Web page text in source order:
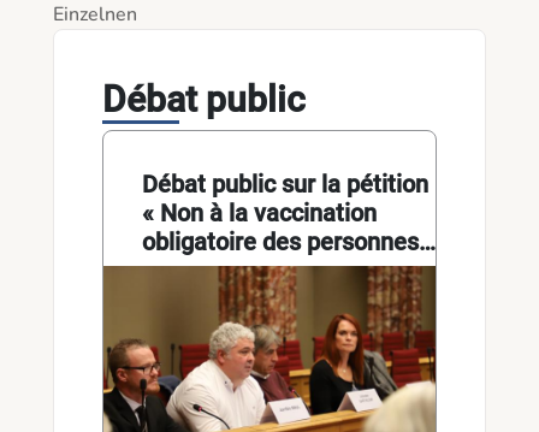
Einzelnen
Débat public
Débat public sur la pétition
« Non à la vaccination
obligatoire des personnes
âgées de plus de 50 ans »